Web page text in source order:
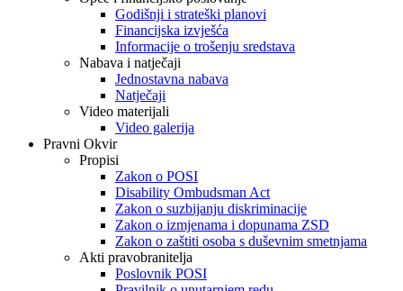
Godišnji i strateški planovi
Financijska izvješća
Informacije o trošenju sredstava
Nabava i natječaji
Jednostavna nabava
Natječaji
Video materijali
Video galerija
Pravni Okvir
Propisi
Zakon o POSI
Disability Ombudsman Act
Zakon o suzbijanju diskriminacije
Zakon o izmjenama i dopunama ZSD
Zakon o zaštiti osoba s duševnim smetnjama
Akti pravobranitelja
Poslovnik POSI